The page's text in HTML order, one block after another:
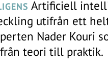
Artificiell
utifrån ett
Nader Kouri
teori till praktik.